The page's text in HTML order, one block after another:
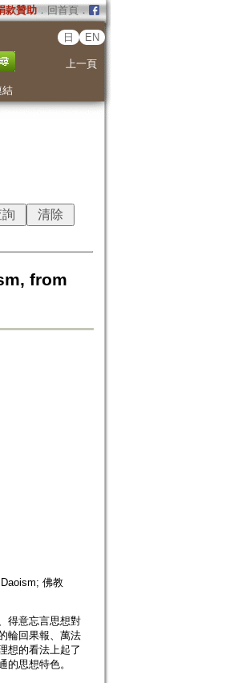
款贊助．回首頁．
日 EN
上一頁
結
from
佛教
得意忘言思想對
輪回果報、萬法
想的看法上起了
思想特色。